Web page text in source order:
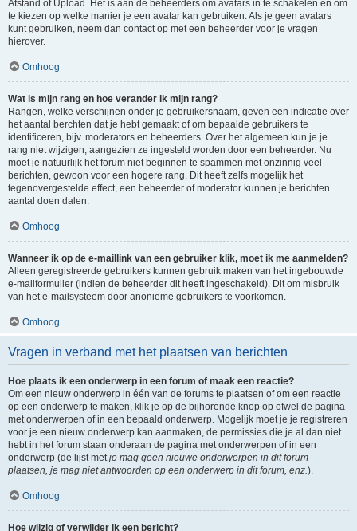
Afstand of Upload. Het is aan de beheerders om avatars in te schakelen en om
te kiezen op welke manier je een avatar kan gebruiken. Als je geen avatars
kunt gebruiken, neem dan contact op met een beheerder voor je vragen
hierover.
Omhoog
Wat is mijn rang en hoe verander ik mijn rang?
Rangen, welke verschijnen onder je gebruikersnaam, geven een indicatie over
het aantal berchten dat je hebt gemaakt of om bepaalde gebruikers te
identificeren, bijv. moderators en beheerders. Over het algemeen kun je je
rang niet wijzigen, aangezien ze ingesteld worden door een beheerder. Nu
moet je natuurlijk het forum niet beginnen te spammen met onzinnig veel
berichten, gewoon voor een hogere rang. Dit heeft zelfs mogelijk het
tegenovergestelde effect, een beheerder of moderator kunnen je berichten
aantal doen dalen.
Omhoog
Wanneer ik op de e-maillink van een gebruiker klik, moet ik me aanmelden?
Alleen geregistreerde gebruikers kunnen gebruik maken van het ingebouwde
e-mailformulier (indien de beheerder dit heeft ingeschakeld). Dit om misbruik
van het e-mailsysteem door anonieme gebruikers te voorkomen.
Omhoog
Vragen in verband met het plaatsen van berichten
Hoe plaats ik een onderwerp in een forum of maak een reactie?
Om een nieuw onderwerp in één van de forums te plaatsen of om een reactie
op een onderwerp te maken, klik je op de bijhorende knop op ofwel de pagina
met onderwerpen of in een bepaald onderwerp. Mogelijk moet je je registreren
voor je een nieuw onderwerp kan aanmaken, de permissies die je al dan niet
hebt in het forum staan onderaan de pagina met onderwerpen of in een
onderwerp (de lijst metje mag geen nieuwe onderwerpen in dit forum
plaatsen, je mag niet antwoorden op een onderwerp in dit forum, enz.).
Omhoog
Hoe wijzig of verwijder ik een bericht?